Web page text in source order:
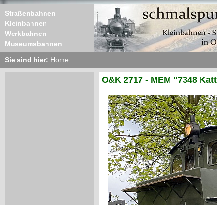
Straßenbahnen
Kleinbahnen
Werkbahnen
Museumsbahnen
Sie sind hier: Home
O&K 2717 - MEM "7348